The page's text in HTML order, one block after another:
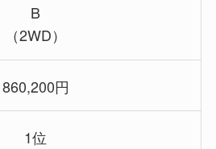
B
（2WD）
860,200円
1位